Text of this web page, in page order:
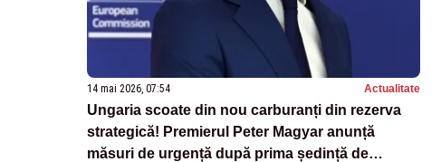
14 mai 2026, 07:54 Actualitate
Ungaria scoate din nou carburanți din rezerva
strategică! Premierul Peter Magyar anunță
măsuri de urgență după prima ședință de